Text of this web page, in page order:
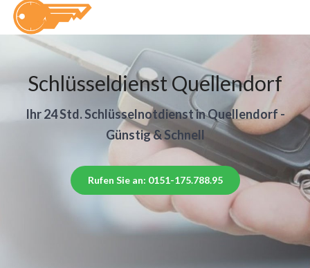
Schlüsseldienst Quellendorf
Ihr 24 Std. Schlüsselnotdienst in Quellendorf -
Günstig & Schnell
Rufen Sie an: 0151-175.788.95